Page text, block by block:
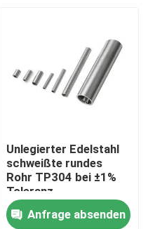
Unlegierter Edelstahl
schweißte rundes
Rohr TP304 bei ±1%
Toleranz
Anfrage absenden